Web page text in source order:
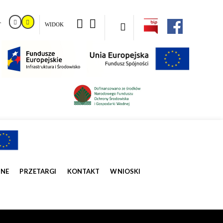
WIDOK
PRZETARGI KONTAKT WNIOSKI